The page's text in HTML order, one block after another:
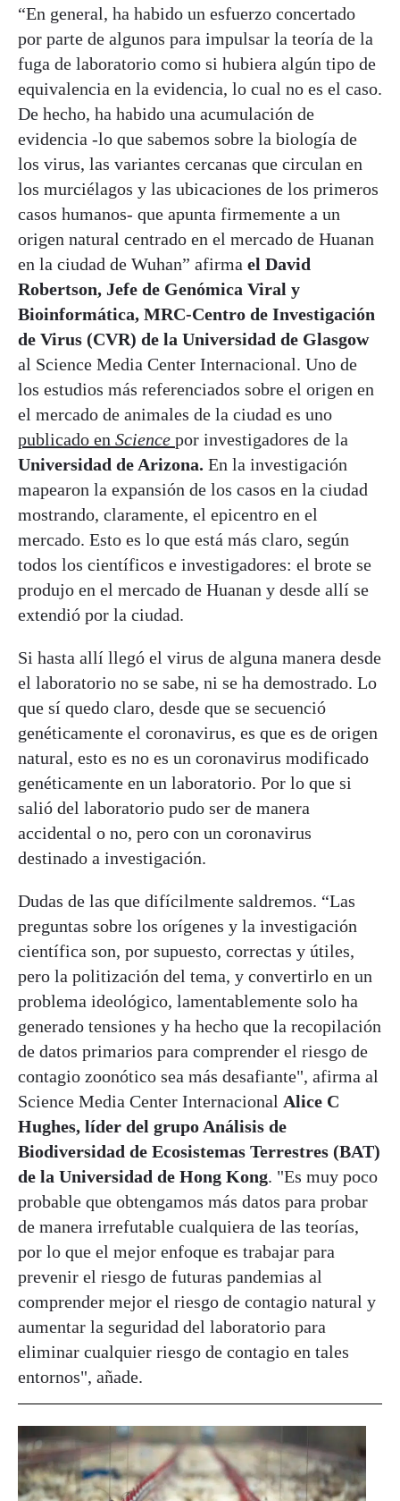
“En general, ha habido un esfuerzo concertado
por parte de algunos para impulsar la teoría de la
fuga de laboratorio como si hubiera algún tipo de
equivalencia en la evidencia, lo cual no es el caso.
De hecho, ha habido una acumulación de
evidencia -lo que sabemos sobre la biología de
los virus, las variantes cercanas que circulan en
los murciélagos y las ubicaciones de los primeros
casos humanos- que apunta firmemente a un
origen natural centrado en el mercado de Huanan
en la ciudad de Wuhan” afirma el David
Robertson, Jefe de Genómica Viral y
Bioinformática, MRC-Centro de Investigación
de Virus (CVR) de la Universidad de Glasgow
al Science Media Center Internacional. Uno de
los estudios más referenciados sobre el origen en
el mercado de animales de la ciudad es uno
publicado en Science por investigadores de la
Universidad de Arizona. En la investigación
mapearon la expansión de los casos en la ciudad
mostrando, claramente, el epicentro en el
mercado. Esto es lo que está más claro, según
todos los científicos e investigadores: el brote se
produjo en el mercado de Huanan y desde allí se
extendió por la ciudad.
Si hasta allí llegó el virus de alguna manera desde
el laboratorio no se sabe, ni se ha demostrado. Lo
que sí quedo claro, desde que se secuenció
genéticamente el coronavirus, es que es de origen
natural, esto es no es un coronavirus modificado
genéticamente en un laboratorio. Por lo que si
salió del laboratorio pudo ser de manera
accidental o no, pero con un coronavirus
destinado a investigación.
Dudas de las que difícilmente saldremos. “Las
preguntas sobre los orígenes y la investigación
científica son, por supuesto, correctas y útiles,
pero la politización del tema, y ​​convertirlo en un
problema ideológico, lamentablemente solo ha
generado tensiones y ha hecho que la recopilación
de datos primarios para comprender el riesgo de
contagio zoonótico sea más desafiante", afirma al
Science Media Center Internacional Alice C
Hughes, líder del grupo Análisis de
Biodiversidad de Ecosistemas Terrestres (BAT)
de la Universidad de Hong Kong. "Es muy poco
probable que obtengamos más datos para probar
de manera irrefutable cualquiera de las teorías,
por lo que el mejor enfoque es trabajar para
prevenir el riesgo de futuras pandemias al
comprender mejor el riesgo de contagio natural y
aumentar la seguridad del laboratorio para
eliminar cualquier riesgo de contagio en tales
entornos", añade.